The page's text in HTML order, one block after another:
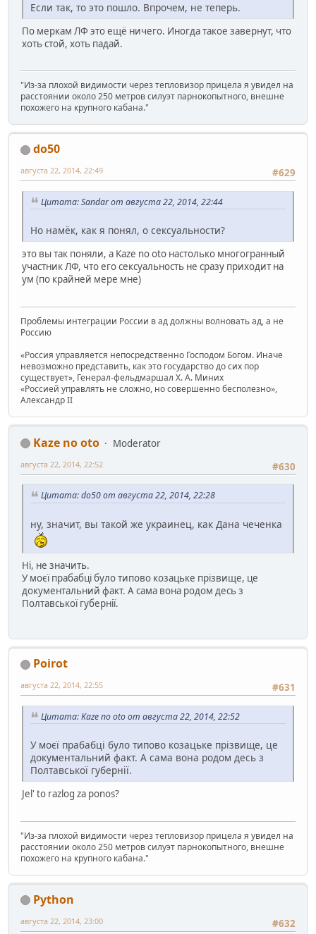
Если так, то это пошло. Впрочем, не теперь.
По меркам ЛФ это ещё ничего. Иногда такое завернут, что
хоть стой, хоть падай.
"Из-за плохой видимости через тепловизор прицела я увидел на
расстоянии около 250 метров силуэт парнокопытного, внешне
похожего на крупного кабана."
do50
#629
августа 22, 2014, 22:49
Цитата: Sandar от августа 22, 2014, 22:44
Но намёк, как я понял, о сексуальности?
это вы так поняли, а Kaze no oto настолько многогранный
участник ЛФ, что его сексуальность не сразу приходит на
ум (по крайней мере мне)
Проблемы интеграции России в ад должны волновать ад, а не
Россию
«Россия управляется непосредственно Господом Богом. Иначе
невозможно представить, как это государство до сих пор
существует», Генерал-фельдмаршал Х. А. Миних
«Россией управлять не сложно, но совершенно бесполезно»,
Александр II
Kaze no oto
Moderator
#630
августа 22, 2014, 22:52
Цитата: do50 от августа 22, 2014, 22:28
ну, значит, вы такой же украинец, как Дана чеченка
Ні, не значить.
У моєї прабабці було типово козацьке прізвище, це
документальний факт. А сама вона родом десь з
Полтавської губернії.
Poirot
#631
августа 22, 2014, 22:55
Цитата: Kaze no oto от августа 22, 2014, 22:52
У моєї прабабці було типово козацьке прізвище, це
документальний факт. А сама вона родом десь з
Полтавської губернії.
Jel' to razlog za ponos?
"Из-за плохой видимости через тепловизор прицела я увидел на
расстоянии около 250 метров силуэт парнокопытного, внешне
похожего на крупного кабана."
Python
#632
августа 22, 2014, 23:00